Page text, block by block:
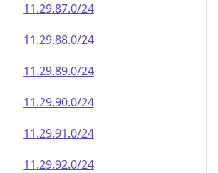
11.29.87.0/24
11.29.88.0/24
11.29.89.0/24
11.29.90.0/24
11.29.91.0/24
11.29.92.0/24